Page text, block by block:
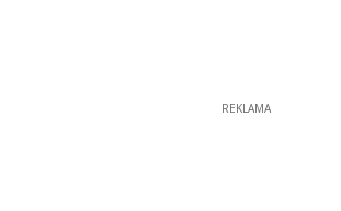
REKLAMA